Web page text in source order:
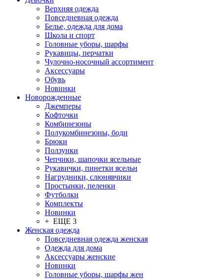
Верхняя одежда
Повседневная одежда
Белье, одежда для дома
Школа и спорт
Головные уборы, шарфы
Рукавицы, перчатки
Чулочно-носочный ассортимент
Аксессуары
Обувь
Новинки
Новорожденные
Джемперы
Кофточки
Комбинезоны
Полукомбинезоны, боди
Брюки
Ползунки
Чепчики, шапочки ясельные
Рукавички, пинетки ясельн
Нагрудники, слюнявчики
Простынки, пеленки
Футболки
Комплекты
Новинки
+ ЕЩЕ 3
Женская одежда
Повседневная одежда женская
Одежда для дома
Аксессуары женские
Новинки
Головные уборы, шарфы жен